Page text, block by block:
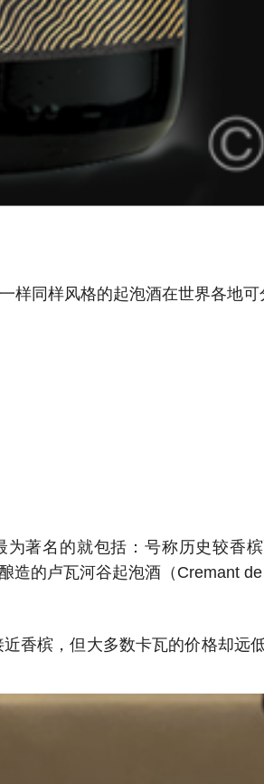
同样风格的起泡酒在世界各地可
著名的就包括：号称历史较香
的卢瓦河谷起泡酒（Cremant de
香槟，但大多数卡瓦的价格却远